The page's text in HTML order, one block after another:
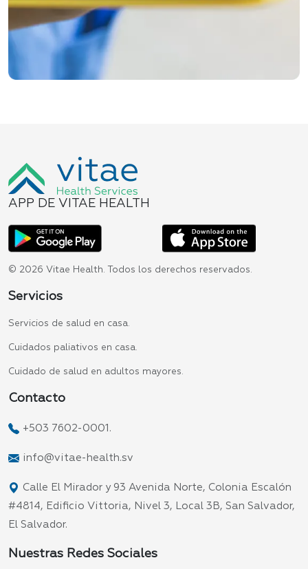
APP DE VITAE HEALTH
© 2026 Vitae Health. Todos los derechos reservados.
Servicios
Servicios de salud en casa.
Cuidados paliativos en casa.
Cuidado de salud en adultos mayores.
Contacto
+503 7602-0001.
info@vitae-health.sv
Calle El Mirador y 93 Avenida Norte, Colonia Escalón
#4814, Edificio Vittoria, Nivel 3, Local 3B, San Salvador,
El Salvador.
Nuestras Redes Sociales